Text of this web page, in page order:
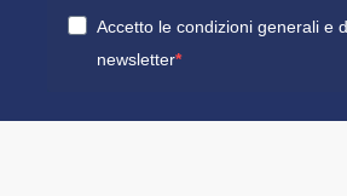
Accetto le condizioni generali e
newsletter